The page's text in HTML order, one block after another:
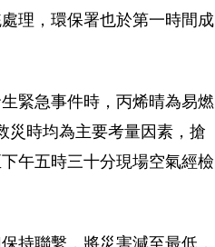
理，環保署也於第一時間成
緊急事件時，丙烯晴為易燃
災時均為主要考量因素，搶
午五時三十分現場空氣經檢
持聯繫，將災害減至最低，